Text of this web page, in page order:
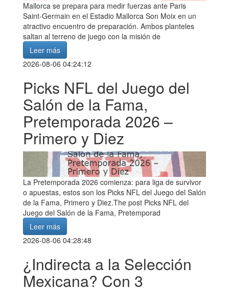
Mallorca se prepara para medir fuerzas ante Paris
Saint-Germain en el Estadio Mallorca Son Moix en un
atractivo encuentro de preparación. Ambos planteles
saltan al terreno de juego con la misión de
Leer más
2026-08-06 04:24:12
Picks NFL del Juego del
Salón de la Fama,
Pretemporada 2026 –
Primero y Diez
La Pretemporada 2026 comienza: para liga de survivor
o apuestas, estos son los Picks NFL del Juego del Salón
de la Fama, Primero y Diez.The post Picks NFL del
Juego del Salón de la Fama, Pretemporad
Leer más
2026-08-06 04:28:48
¿Indirecta a la Selección
Mexicana? Con 3